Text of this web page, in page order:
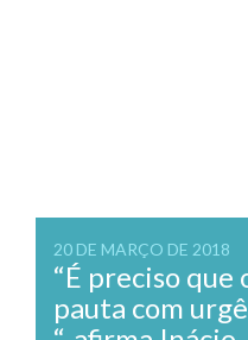
20 DE MARÇO DE 2018
“É preciso que
pauta com